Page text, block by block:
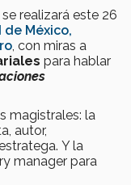
realizará este 26
de México,
, con miras a
para hablar
magistrales: la
autor,
Y la
manager para